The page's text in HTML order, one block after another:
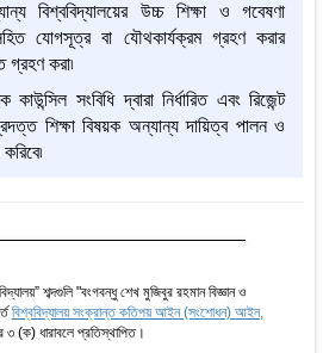
বিশ্ববিদ্যালয়ের উচ্চ শিক্ষা ও গবেষণা
সহিত যোগসূত্র বা যৌথকার্যক্রম গ্রহণ করার
গ্রহণ করা৷
সংবিধি দ্বারা নির্ধারিত এবং রিজেন্ট
শিক্ষা বিষয়ক অন্যান্য দায়িত্ব পালন ও
শব্দগুলি "বংগবন্ধু শেখ মুজিবুর রহমান বিজ্ঞান ও
বিশ্ববিদ্যালয় সংক্রান্ত কতিপয় আইন (সংশোধন) আইন,
ধারাবলে প্রতিস্থাপিত।